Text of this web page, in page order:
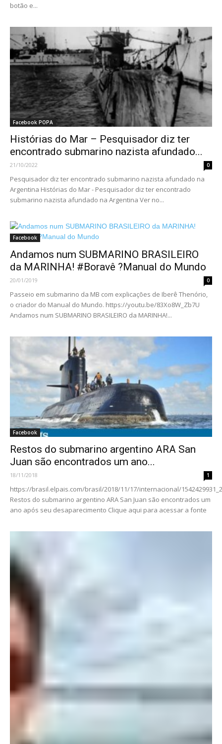
botão e...
Facebook POPA
Histórias do Mar – Pesquisador diz ter
encontrado submarino nazista afundado...
21/10/2022 0
Pesquisador diz ter encontrado submarino nazista afundado na
Argentina Histórias do Mar - Pesquisador diz ter encontrado
submarino nazista afundado na Argentina Ver no...
Facebook
Andamos num SUBMARINO BRASILEIRO
da MARINHA! #Boravê ?Manual do Mundo
20/01/2019 0
Passeio em submarino da MB com explicações de Iberê Thenório,
o criador do Manual do Mundo. https://youtu.be/83Xo8W_Zb7U
Andamos num SUBMARINO BRASILEIRO da MARINHA!...
Facebook
Restos do submarino argentino ARA San
Juan são encontrados um ano...
18/11/2018 1
https://brasil.elpais.com/brasil/2018/11/17/internacional/
Restos do submarino argentino ARA San Juan são encontrados um
ano após seu desaparecimento Clique aqui para acessar a fonte